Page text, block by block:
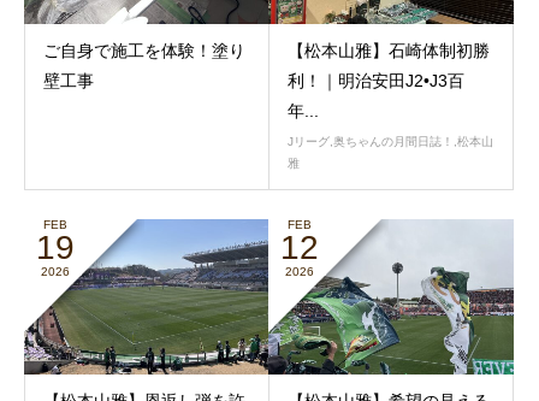
ご自身で施工を体験！塗り
壁工事
【松本山雅】石崎体制初勝
利！｜明治安田J2•J3百
年...
Jリーグ 奥ちゃんの月間日誌！
松本山
雅
FEB
19
2026
FEB
12
2026